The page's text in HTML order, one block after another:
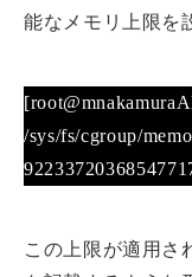
能なメモリ上限を
/sys/fs/cgroup/
この上限が適用さ